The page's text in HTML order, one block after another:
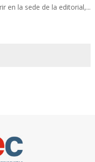
en la sede de la editorial,...